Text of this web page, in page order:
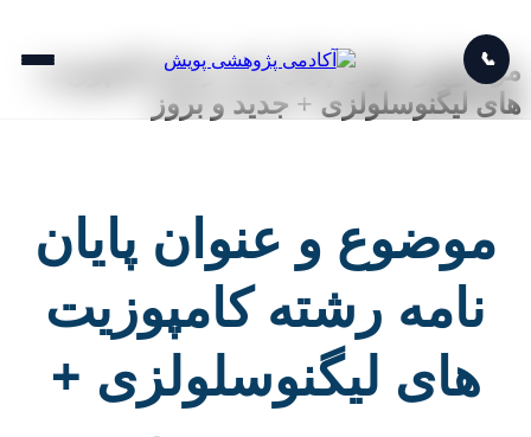
📞
موضوع و عنوان پایان نامه رشته کامپوزیت
های لیگنوسلولزی + جدید و بروز
موضوع و عنوان پایان
نامه رشته کامپوزیت
های لیگنوسلولزی +